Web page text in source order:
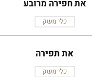
את חפירה מרובע
כלי משק
את תפירה
כלי משק